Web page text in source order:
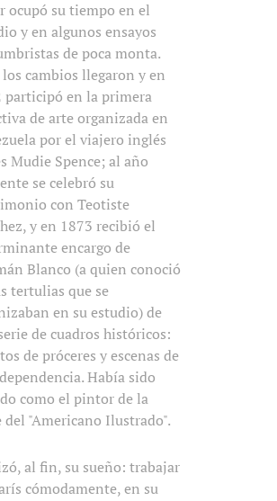
ocupó su tiempo en el
y en algunos ensayos
de poca monta.
cambios llegaron y en
participó en la primera
de arte organizada en
por el viajero inglés
Mudie Spence; al año
se celebró su
con Teotiste
y en 1873 recibió el
encargo de
Blanco (a quien conoció
tertulias que se
en su estudio) de
de cuadros históricos:
de próceres y escenas de
Había sido
como el pintor de la
del "Americano Ilustrado".
al fin, su sueño: trabajar
cómodamente, en su